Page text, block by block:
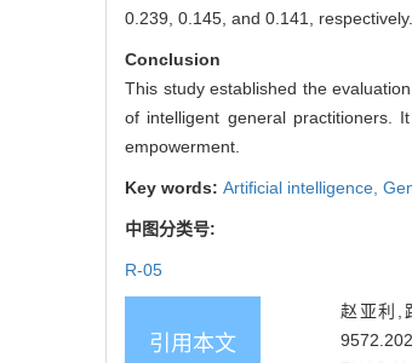
0.239, 0.145, and 0.141, respectively.
Conclusion
This study established the
of intelligent general practitioners.
empowerment.
Key words: Artificial intelligence,
中图分类号:
R-05
引用本文
赵亚利,